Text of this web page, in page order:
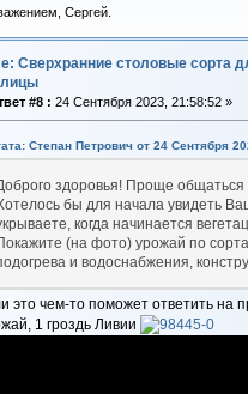
Сергей.
Сверхранние столовые сорта
#8 : 24 Сентября 2023, 21:58:52 »
Степан Петрович от 24 Сентября
здоровья! Проще
бы для начала увидеть
когда начинается
(на фото) урожай по
и водоснабжения,
это чем-то поможет ответить на
1 гроздь Ливии